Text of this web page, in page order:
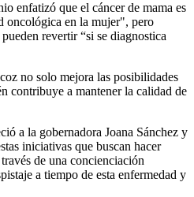
enfatizó que el cáncer de mama es
oncológica en la mujer", pero
revertir “si se diagnostica
no solo mejora las posibilidades
contribuye a mantener la calidad de
a la gobernadora Joana Sánchez y
iniciativas que buscan hacer
de una concienciación
a tiempo de esta enfermedad y